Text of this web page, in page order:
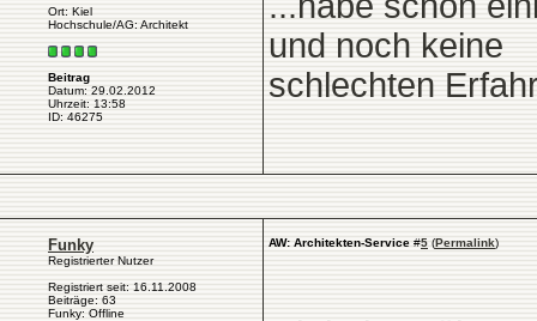
Ort: Kiel
Hochschule/AG: Architekt
Beitrag
Datum: 29.02.2012
Uhrzeit: 13:58
ID: 46275
und noch keine
schlechten
Funky
Registrierter Nutzer
Registriert seit: 16.11.2008
Beiträge: 63
Funky: Offline
AW: Architekten-Service #5 (Permalink)